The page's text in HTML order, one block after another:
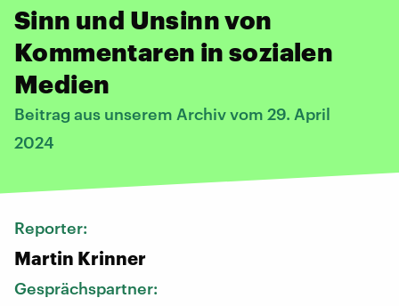
Sinn und Unsinn von
Kommentaren in sozialen
Medien
Beitrag aus unserem Archiv vom 29. April
2024
Reporter:
Martin Krinner
Gesprächspartner: